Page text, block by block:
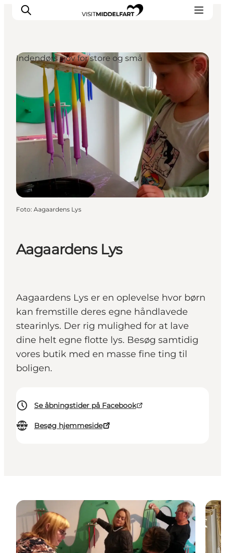
Oplevelser
Mad og drikke
Overnatning
Det Sker
Book oplevelse
Møde og Konference
Aagaardens Lys
Aagaardens Lys er en oplevelse hvor børn
kan fremstille deres egne håndlavede
stearinlys. Der rig mulighed for at lave
dine helt egne flotte lys. Besøg samtidig
vores butik med en masse fine ting til
boligen.
Se åbningstider på Facebook
Besøg hjemmeside
Indendørs sjov for store og små
Foto: Aagaardens Lys